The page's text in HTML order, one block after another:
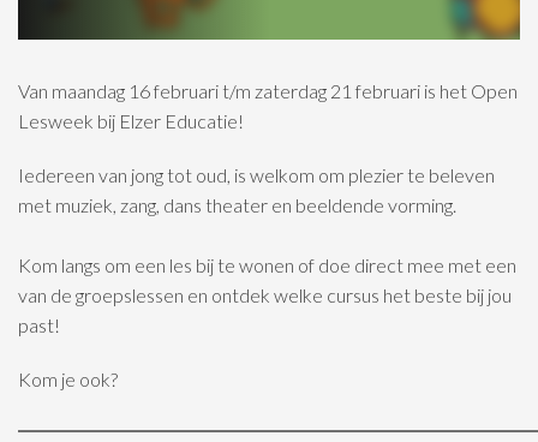
Van maandag 16 februari t/m zaterdag 21 februari is het Open
Lesweek bij Elzer Educatie!
Iedereen van jong tot oud, is welkom om plezier te beleven
met muziek, zang, dans theater en beeldende vorming.
Kom langs om een les bij te wonen of doe direct mee met een
van de groepslessen en ontdek welke cursus het beste bij jou
past!
Kom je ook?